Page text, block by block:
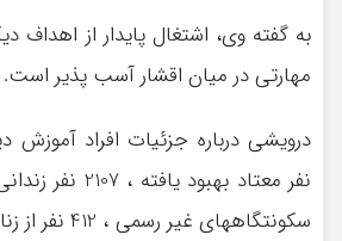
به گفته وی، اشتغال پایدار از اهداف
مهارتی در میان اقشار آسب پذیر است.
سکونتگاههای